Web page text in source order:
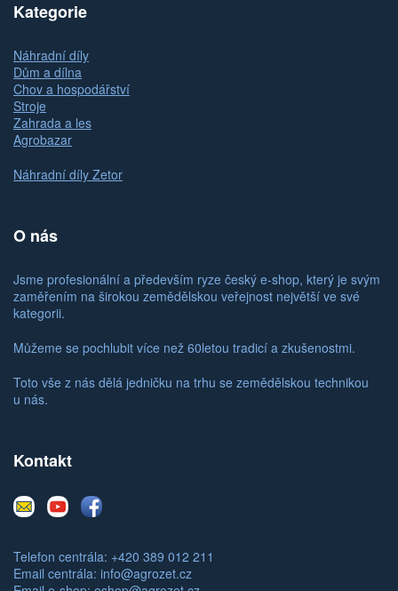
Kategorie
Náhradní díly
Dům a dílna
Chov a hospodářství
Stroje
Zahrada a les
Agrobazar
Náhradní díly Zetor
O nás
Jsme profesionální a především ryze český e-shop, který je svým
zaměřením na širokou zemědělskou veřejnost největší ve své
kategorii.
Můžeme se pochlubit více než 60letou tradicí a zkušenostmi.
Toto vše z nás dělá jedničku na trhu se zemědělskou technikou
u nás.
Kontakt
E-
mail
YoutubeFacebook
Telefon centrála: +420 389 012 211
Email centrála: info@agrozet.cz